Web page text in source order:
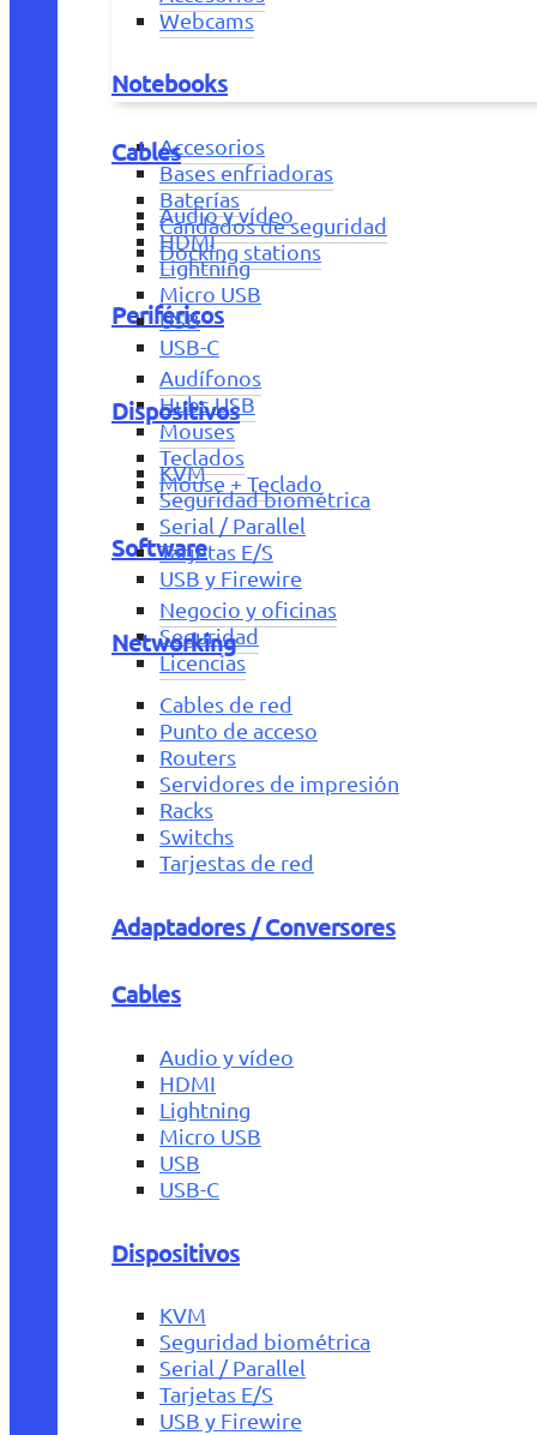
Webcams
Notebooks
Accesorios
Bases enfriadoras
Baterías
Candados de seguridad
Docking stations
Periféricos
Audífonos
Hubs USB
Mouses
Teclados
Mouse + Teclado
Software
Negocio y oficinas
Seguridad
Licencias
Cables
Audio y vídeo
HDMI
Lightning
Micro USB
USB
USB-C
Dispositivos
KVM
Seguridad biométrica
Serial / Parallel
Tarjetas E/S
USB y Firewire
Networking
Cables de red
Punto de acceso
Routers
Servidores de impresión
Racks
Switchs
Tarjestas de red
Adaptadores / Conversores
Cables
Audio y vídeo
HDMI
Lightning
Micro USB
USB
USB-C
Dispositivos
KVM
Seguridad biométrica
Serial / Parallel
Tarjetas E/S
USB y Firewire